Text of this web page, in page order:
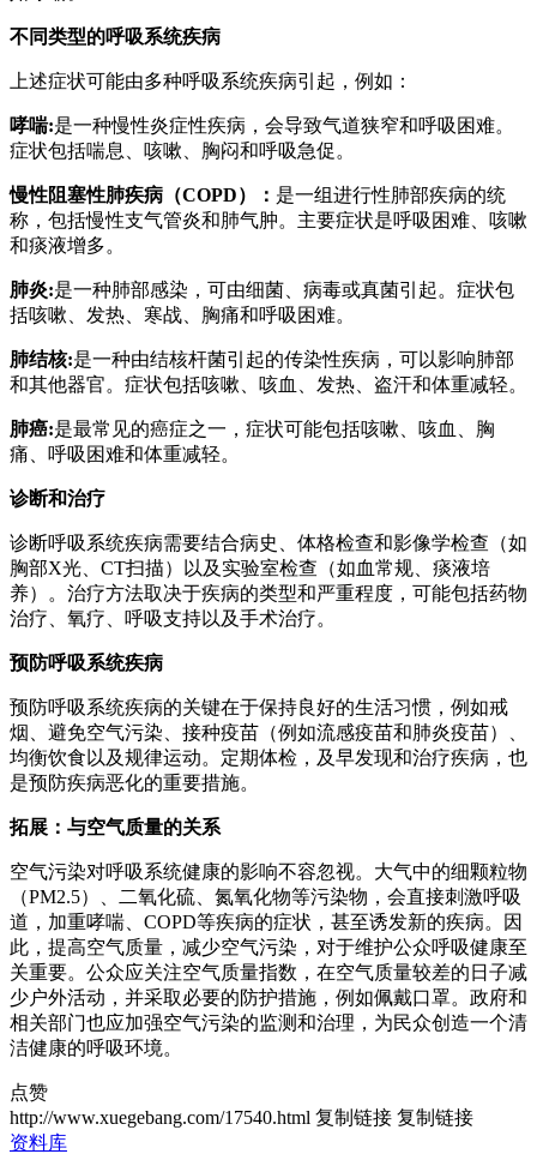
不同类型的呼吸系统疾病
上述症状可能由多种呼吸系统疾病引起，例如：
哮喘:是一种慢性炎症性疾病，会导致气道狭窄和呼吸困难。
症状包括喘息、咳嗽、胸闷和呼吸急促。
慢性阻塞性肺疾病（COPD）： 是一组进行性肺部疾病的统
称，包括慢性支气管炎和肺气肿。主要症状是呼吸困难、咳嗽
和痰液增多。
肺炎:是一种肺部感染，可由细菌、病毒或真菌引起。症状包
括咳嗽、发热、寒战、胸痛和呼吸困难。
肺结核:是一种由结核杆菌引起的传染性疾病，可以影响肺部
和其他器官。症状包括咳嗽、咳血、发热、盗汗和体重减轻。
肺癌:是最常见的癌症之一，症状可能包括咳嗽、咳血、胸
痛、呼吸困难和体重减轻。
诊断和治疗
诊断呼吸系统疾病需要结合病史、体格检查和影像学检查（如
胸部X光、CT扫描）以及实验室检查（如血常规、痰液培
养）。治疗方法取决于疾病的类型和严重程度，可能包括药物
治疗、氧疗、呼吸支持以及手术治疗。
预防呼吸系统疾病
预防呼吸系统疾病的关键在于保持良好的生活习惯，例如戒
烟、避免空气污染、接种疫苗（例如流感疫苗和肺炎疫苗）、
均衡饮食以及规律运动。定期体检，及早发现和治疗疾病，也
是预防疾病恶化的重要措施。
拓展：与空气质量的关系
空气污染对呼吸系统健康的影响不容忽视。大气中的细颗粒物
（PM2.5）、二氧化硫、氮氧化物等污染物，会直接刺激呼吸
道，加重哮喘、COPD等疾病的症状，甚至诱发新的疾病。因
此，提高空气质量，减少空气污染，对于维护公众呼吸健康至
关重要。公众应关注空气质量指数，在空气质量较差的日子减
少户外活动，并采取必要的防护措施，例如佩戴口罩。政府和
相关部门也应加强空气污染的监测和治理，为民众创造一个清
洁健康的呼吸环境。
点赞
http://www.xuegebang.com/17540.html 复制链接 复制链接
资料库